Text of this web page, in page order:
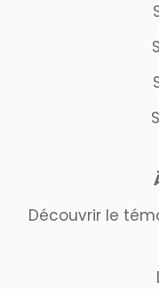
Découvrir le